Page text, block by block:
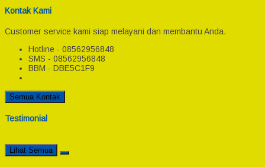
Kontak Kami
Customer service kami siap melayani dan membantu Anda.
Hotline - 08562956848
SMS - 08562956848
BBM - DBE5C1F9
Semua Kontak
Testimonial
Lihat Semua